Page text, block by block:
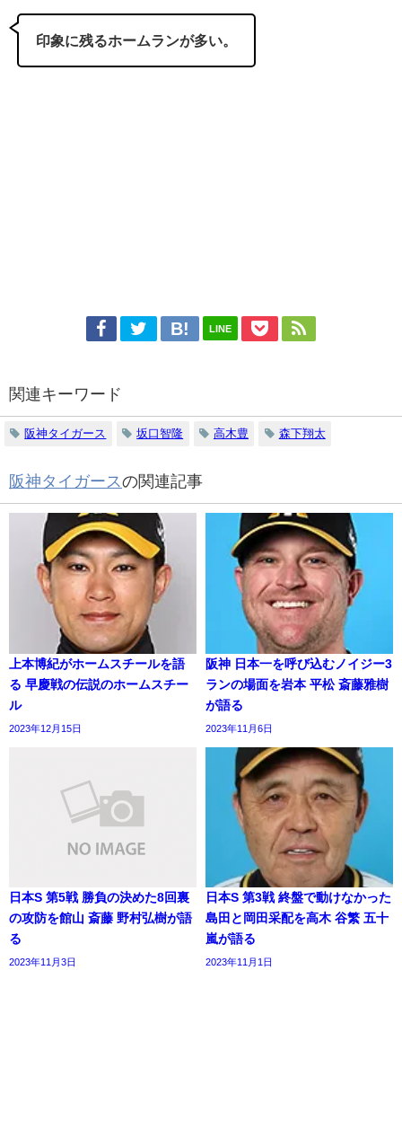
印象に残るホームランが多い。
LINE
関連キーワード
阪神タイガース 坂口智隆 高木豊 森下翔太
阪神タイガースの関連記事
上本博紀がホームスチールを語
る 早慶戦の伝説のホームスチー
ル
2023年12月15日
阪神 日本一を呼び込むノイジー3
ランの場面を岩本 平松 斎藤雅樹
が語る
2023年11月6日
日本S 第5戦 勝負の決めた8回裏
の攻防を館山 斎藤 野村弘樹が語
る
2023年11月3日
日本S 第3戦 終盤で動けなかった
島田と岡田采配を高木 谷繁 五十
嵐が語る
2023年11月1日